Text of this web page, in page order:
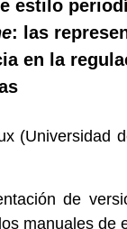
estilo
: las
en la
(Universidad
de
manuales de